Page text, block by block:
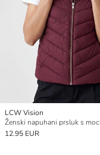
LCW Vision
Ženski napuhani prsluk s
12.95 EUR